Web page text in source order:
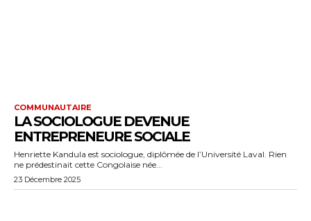
COMMUNAUTAIRE
LA SOCIOLOGUE DEVENUE
ENTREPRENEURE SOCIALE
Henriette Kandula est sociologue, diplômée de l’Université Laval. Rien
ne prédestinait cette Congolaise née...
23 Décembre 2025